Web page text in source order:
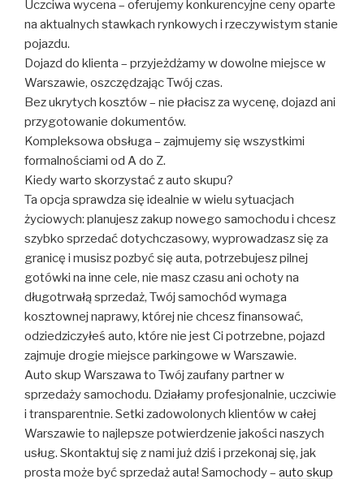
Uczciwa wycena – oferujemy konkurencyjne ceny oparte
na aktualnych stawkach rynkowych i rzeczywistym stanie
pojazdu.
Dojazd do klienta – przyjeżdżamy w dowolne miejsce w
Warszawie, oszczędzając Twój czas.
Bez ukrytych kosztów – nie płacisz za wycenę, dojazd ani
przygotowanie dokumentów.
Kompleksowa obsługa – zajmujemy się wszystkimi
formalnościami od A do Z.
Kiedy warto skorzystać z auto skupu?
Ta opcja sprawdza się idealnie w wielu sytuacjach
życiowych: planujesz zakup nowego samochodu i chcesz
szybko sprzedać dotychczasowy, wyprowadzasz się za
granicę i musisz pozbyć się auta, potrzebujesz pilnej
gotówki na inne cele, nie masz czasu ani ochoty na
długotrwałą sprzedaż, Twój samochód wymaga
kosztownej naprawy, której nie chcesz finansować,
odziedziczyłeś auto, które nie jest Ci potrzebne, pojazd
zajmuje drogie miejsce parkingowe w Warszawie.
Auto skup Warszawa to Twój zaufany partner w
sprzedaży samochodu. Działamy profesjonalnie, uczciwie
i transparentnie. Setki zadowolonych klientów w całej
Warszawie to najlepsze potwierdzenie jakości naszych
usług. Skontaktuj się z nami już dziś i przekonaj się, jak
prosta może być sprzedaż auta! Samochody – auto skup